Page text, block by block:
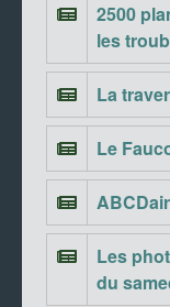
2500
les
La
Le
Les
du